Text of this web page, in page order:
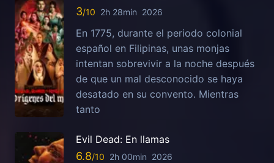
3 2h 28min 2026
En 1775, durante el periodo colonial
español en Filipinas, unas monjas
intentan sobrevivir a la noche después
de que un mal desconocido se haya
desatado en su convento. Mientras
tanto
Evil Dead: En llamas
6.8 2h 00min 2026